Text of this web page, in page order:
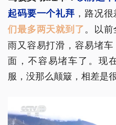
起码要一个礼拜 ，路况
们最多两天就到了。以
雨又容易打滑，容易堵
面，不容易堵车了。现
服，没那么颠簸，相差是很